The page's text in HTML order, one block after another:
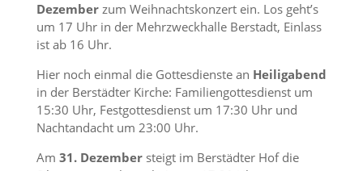
Dezemberzum Weihnachtskonzert ein. Los geht’s
um 17 Uhr in der Mehrzweckhalle Berstadt, Einlass
ist ab 16 Uhr.
Hier noch einmal die Gottesdienste an Heiligabend
in der Berstädter Kirche: Familiengottesdienst um
15:30 Uhr, Festgottesdienst um 17:30 Uhr und
Nachtandacht um 23:00 Uhr.
Am 31. Dezembersteigt im Berstädter Hof die